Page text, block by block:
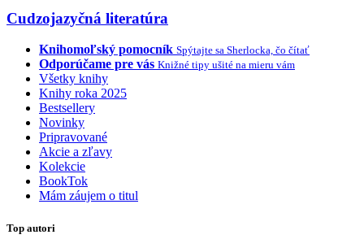
Cudzojazyčná literatúra
Knihomoľský pomocník Spýtajte sa Sherlocka, čo čítať
Odporúčame pre vás Knižné tipy ušité na mieru vám
Všetky knihy
Knihy roka 2025
Bestsellery
Novinky
Pripravované
Akcie a zľavy
Kolekcie
BookTok
Mám záujem o titul
Top autori